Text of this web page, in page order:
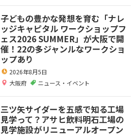
子どもの豊かな発想を育む「ナレ
ッジキャピタル ワークショップフ
ェス2026 SUMMER」が大阪で開
催！22の多ジャンルなワークショ
ップあり
2026年8月5日
大阪府
ニュース・イベント
三ツ矢サイダーを五感で知る工場
見学って？アサヒ飲料明石工場の
見学施設がリニューアルオープン